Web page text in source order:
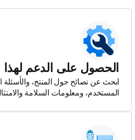
الحصول على الدعم لهذا
ابحث عن نصائح حول المنتج، والأسئلة
المستخدم، ومعلومات السلامة